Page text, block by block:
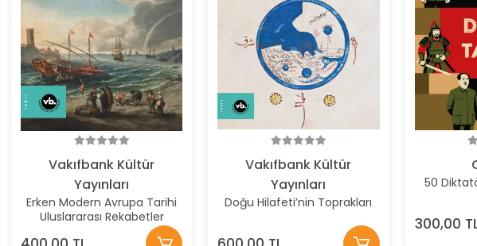
Vakıfbank Kültür
Yayınları
Erken Modern Avrupa Tarihi
Uluslararası Rekabetler
Vakıfbank Kültür
Yayınları
Doğu Hilafeti’nin Toprakları
50
300,00